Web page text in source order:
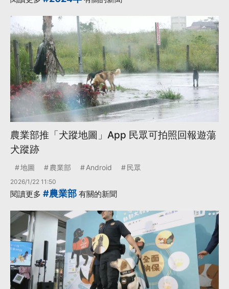
農業部推「犬蹤地圖」App 民眾可拍照回報遊蕩
犬蹤跡
地圖 農業部 Android 民眾
2026/1/22 11:50
閱讀更多 #農業部 有關的新聞